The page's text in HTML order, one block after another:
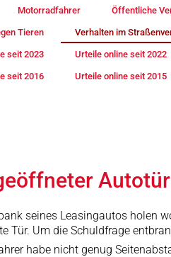
Motorradfahrer Öffentliche
Tieren Verhalten im
seit 2023 Urteile online seit 2022
seit 2016 Urteile online seit 2015
Autotür
seines Leasingautos holen
Tür. Um die Schuldfrage
habe nicht genug